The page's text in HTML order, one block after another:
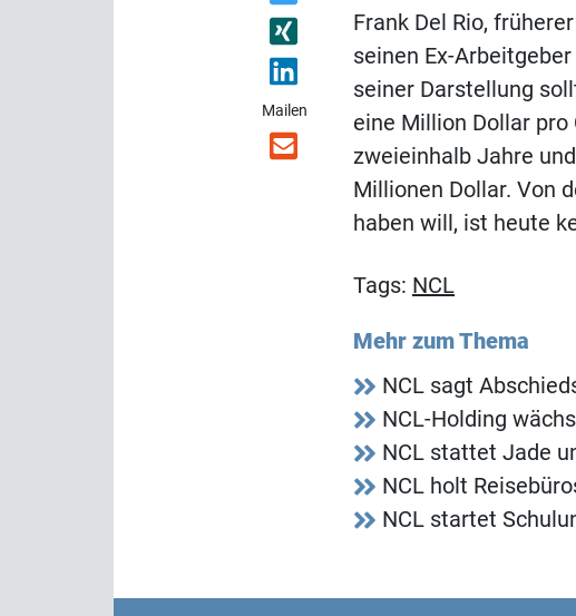
Mailen
Frank Del Rio,
seinen Ex-
seiner Darstellung
eine Million Dollar
zweieinhalb Jahre
Millionen Dollar. Von
haben will, ist heute
Tags: NCL
Mehr zum Thema
NCL sagt
NCL-Holding
NCL stattet Jade
NCL holt
NCL startet